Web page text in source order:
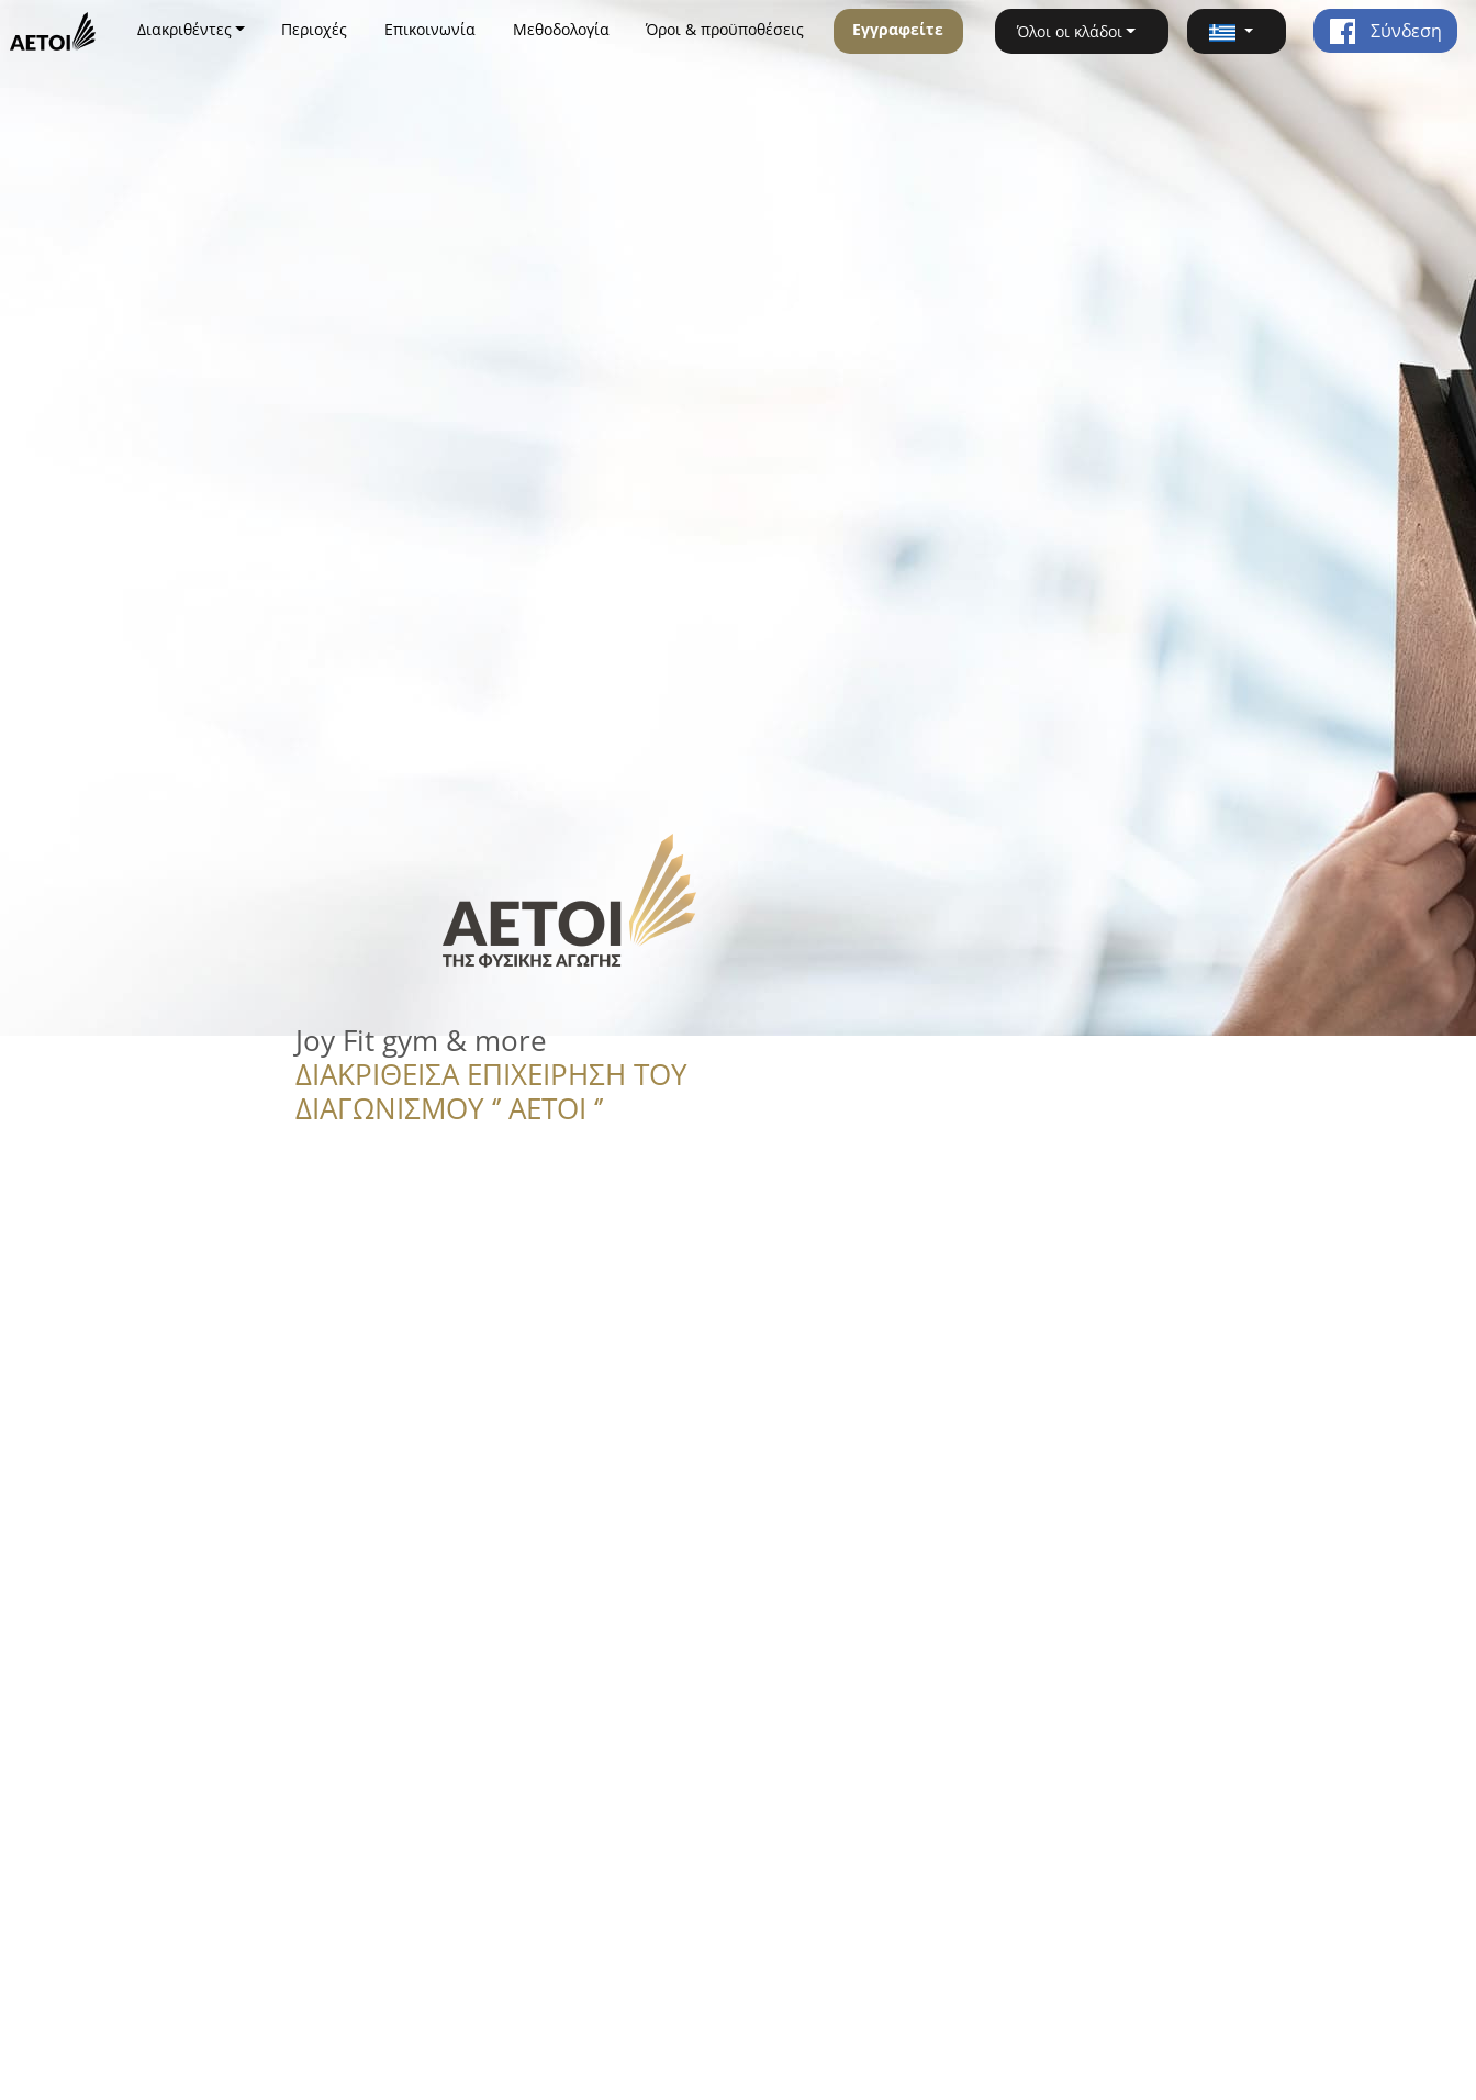
Διακριθέντες Περιοχές Επικοινωνία Μεθοδολογία Όροι & προϋποθέσεις Εγγραφείτε Όλοι οι κλάδοι Σύνδεση
Joy Fit gym & more
ΔΙΑΚΡΙΘΕΙΣΑ ΕΠΙΧΕΙΡΗΣΗ ΤΟΥ
ΔΙΑΓΩΝΙΣΜΟΥ ‘’ ΑΕΤΟΙ ‘’